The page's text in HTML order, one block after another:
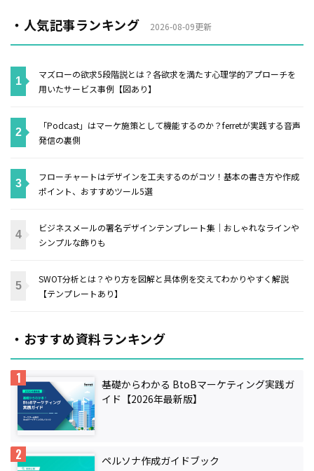
・人気記事ランキング 2026-08-09更新
マズローの欲求5段階説とは？各欲求を満たす心理学的アプローチを
用いたサービス事例【図あり】
「Podcast」はマーケ施策として機能するのか？ferretが実践する音声
発信の裏側
フローチャートはデザインを工夫するのがコツ！基本の書き方や作成
ポイント、おすすめツール5選
ビジネスメールの署名デザインテンプレート集｜おしゃれなラインや
シンプルな飾りも
SWOT分析とは？やり方を図解と具体例を交えてわかりやすく解説
【テンプレートあり】
・おすすめ資料ランキング
基礎からわかる BtoBマーケティング実践ガ
イド【2026年最新版】
ペルソナ作成ガイドブック